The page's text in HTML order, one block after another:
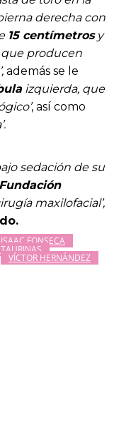
derecha con
15 centímetrosy
que producen
además se le
izquierda, que
, así como
sedación de su
Fundación
maxilofacial’,
ISAAC FONSECA
VÍCTOR HERNÁNDEZ